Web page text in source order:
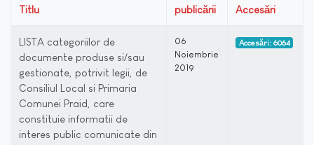
Titlu
publicării
Accesări
LISTA categoriilor de
documente produse si/sau
gestionate, potrivit legii, de
Consiliul Local si Primaria
Comunei Praid, care
constituie informatii de
interes public comunicate din
06
Noiembrie
2019
Accesări: 6064